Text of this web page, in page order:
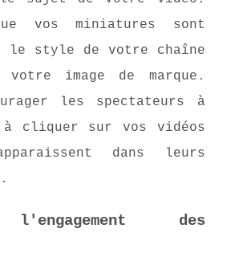
vos miniatures sont
le style de votre chaîne
image de marque.
les spectateurs à
cliquer sur vos vidéos
dans leurs
l'engagement des